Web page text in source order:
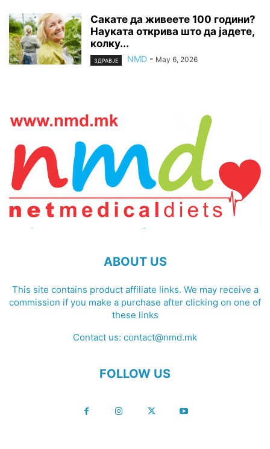
Сакате да живеете 100 години?
Науката открива што да јадете,
колку...
ЗДРАВЈЕ NMD - May 6, 2026
ABOUT US
This site contains product affiliate links. We may receive a
commission if you make a purchase after clicking on one of
these links
Contact us: contact@nmd.mk
FOLLOW US